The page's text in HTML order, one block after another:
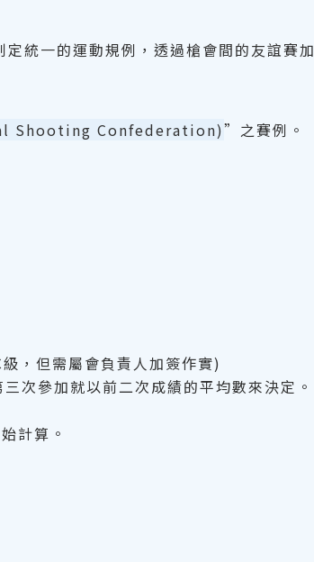
統一的運動規例，透過槍會間的友誼賽加
Shooting Confederation)”之賽例。
，但需屬會負責人加簽作實)
次參加就以前二次成績的平均數來決定。
計算。